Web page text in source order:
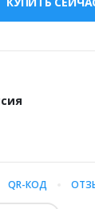
₽.
QR-КОД